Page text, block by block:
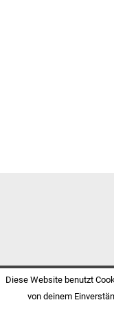
Diese Website benutzt
von deinem